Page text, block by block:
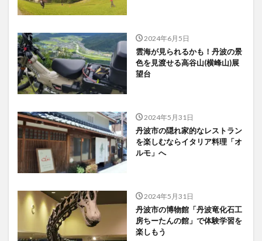
2024年6月5日
雲海が見られるかも！丹波の景
色を見渡せる高谷山(横峰山)展
望台
2024年5月31日
丹波市の隠れ家的なレストラン
を楽しむならイタリア料理「オ
ルモ」へ
2024年5月31日
丹波市の博物館「丹波竜化石工
房ちーたんの館」で体験学習を
楽しもう